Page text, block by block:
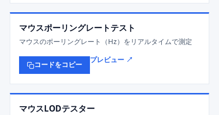
マウスポーリングレートテスト
マウスのポーリングレート（Hz）をリアルタイムで測定
コードをコピー
プレビュー ↗
マウスLODテスター